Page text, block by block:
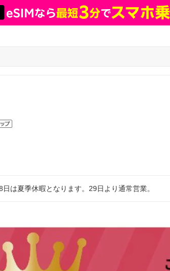
は夏季休暇となります。29日より通常営業。